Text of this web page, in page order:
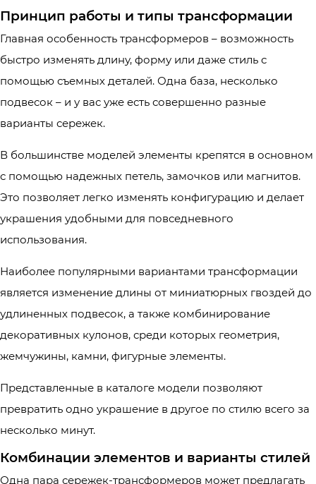
Принцип работы и типы трансформации
Главная особенность трансформеров – возможность
быстро изменять длину, форму или даже стиль с
помощью съемных деталей. Одна база, несколько
подвесок – и у вас уже есть совершенно разные
варианты сережек.
В большинстве моделей элементы крепятся в основном
с помощью надежных петель, замочков или магнитов.
Это позволяет легко изменять конфигурацию и делает
украшения удобными для повседневного
использования.
Наиболее популярными вариантами трансформации
является изменение длины от миниатюрных гвоздей до
удлиненных подвесок, а также комбинирование
декоративных кулонов, среди которых геометрия,
жемчужины, камни, фигурные элементы.
Представленные в каталоге модели позволяют
превратить одно украшение в другое по стилю всего за
несколько минут.
Комбинации элементов и варианты стилей
Одна пара сережек-трансформеров может предлагать